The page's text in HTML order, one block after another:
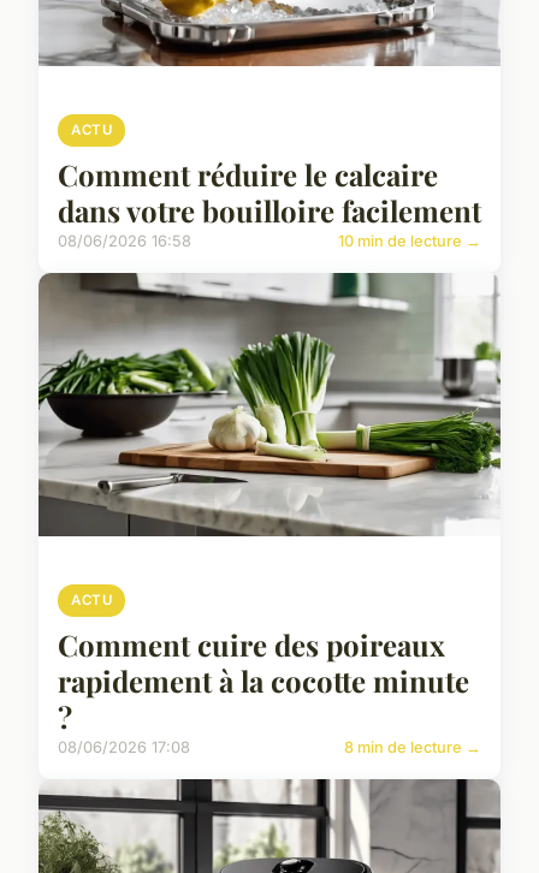
ACTU
Comment réduire le calcaire
dans votre bouilloire facilement
08/06/2026 16:58 10 min de lecture →
ACTU
Comment cuire des poireaux
rapidement à la cocotte minute
?
08/06/2026 17:08 8 min de lecture →